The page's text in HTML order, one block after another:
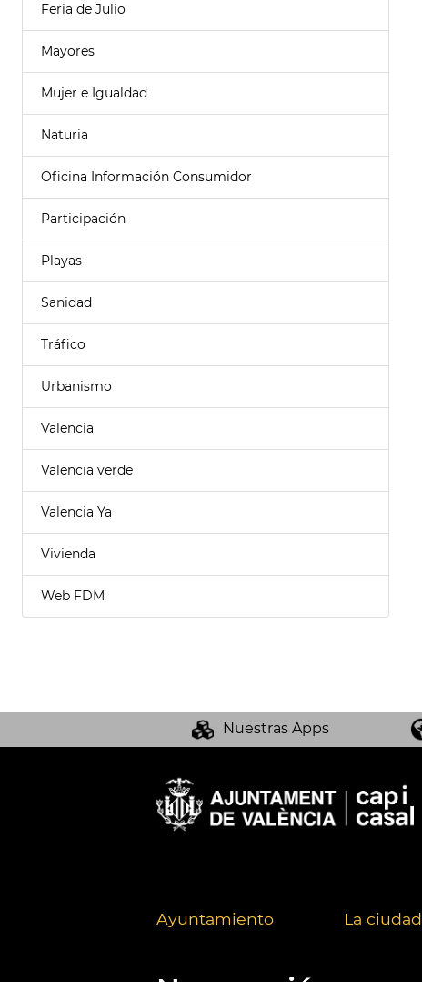
Feria de Julio
Mayores
Mujer e Igualdad
Naturia
Oficina Información Consumidor
Participación
Playas
Sanidad
Tráfico
Urbanismo
Valencia
Valencia verde
Valencia Ya
Vivienda
Web FDM
Nuestras Apps
Ayuntamiento La ciudad